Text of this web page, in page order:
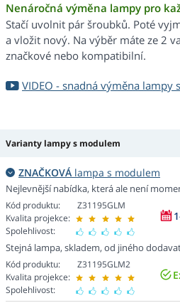
Nenáročná výměna lampy pro
Stačí uvolnit pár šroubků. Poté
a vložit nový. Na výběr máte ze 2
značkové nebo kompatibilní.
VIDEO - snadná výměna lampy
Varianty lampy s modulem
ZNAČKOVÁ lampa s modulem
Nejlevnější nabídka, která ale není
Kód produktu:
Kvalita projekce:
Spolehlivost:
Z31195GLM
Stejná lampa, skladem, od jiného
Kód produktu:
Kvalita projekce:
Spolehlivost:
Z31195GLM2